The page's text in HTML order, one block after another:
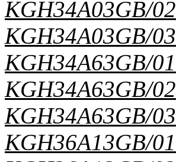
KGH34A03GB/02
KGH34A03GB/03
KGH34A63GB/01
KGH34A63GB/02
KGH34A63GB/03
KGH36A13GB/01